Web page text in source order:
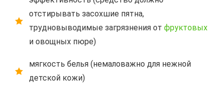
отстирывать засохшие пятна,
трудновыводимые загрязнения от фруктовых
и овощных пюре)
мягкость белья (немаловажно для нежной
детской кожи)